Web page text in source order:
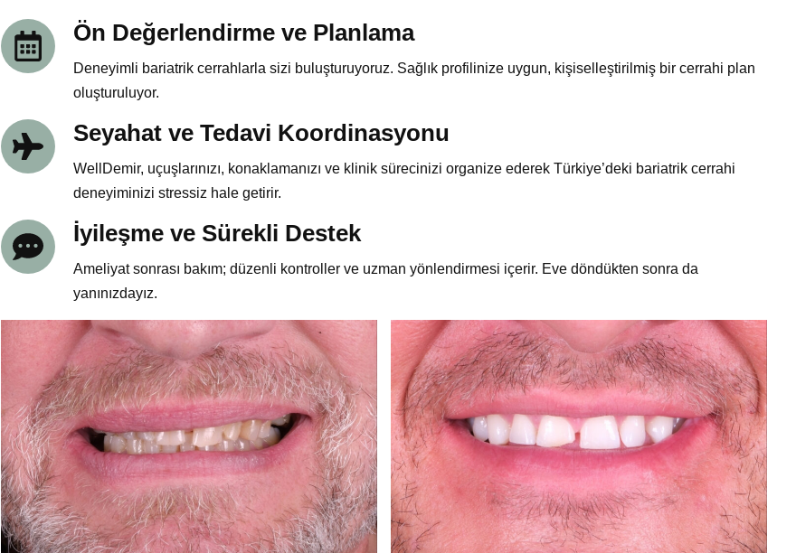
Ön Değerlendirme ve Planlama
Deneyimli bariatrik cerrahlarla sizi buluşturuyoruz. Sağlık profilinize uygun, kişiselleştirilmiş bir cerrahi plan
oluşturuluyor.
Seyahat ve Tedavi Koordinasyonu
WellDemir, uçuşlarınızı, konaklamanızı ve klinik sürecinizi organize ederek Türkiye’deki bariatrik cerrahi
deneyiminizi stressiz hale getirir.
İyileşme ve Sürekli Destek
Ameliyat sonrası bakım; düzenli kontroller ve uzman yönlendirmesi içerir. Eve döndükten sonra da
yanınızdayız.